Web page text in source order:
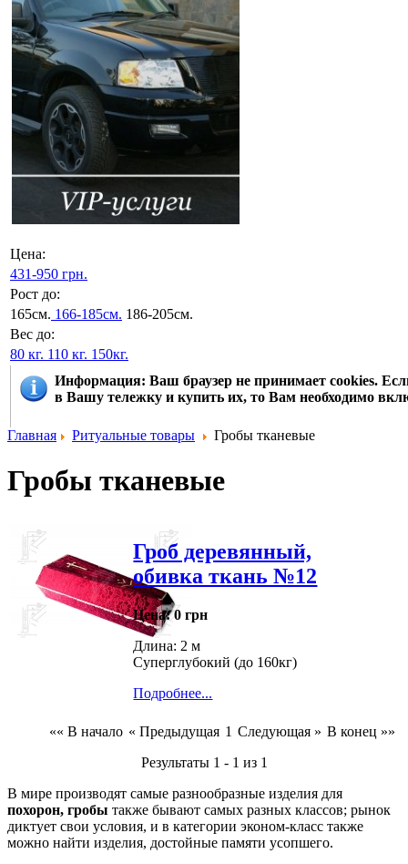
Цена:
431-950 грн.
Рост до:
165см. 166-185см. 186-205см.
Вес до:
80 кг. 110 кг. 150кг.
Информация: Ваш браузер не принимает cookies.
в Вашу тележку и купить их, то Вам необходимо
Главная Ритуальные товары Гробы тканевые
Гробы тканевые
Гроб деревянный,
обивка ткань №12
Цена: 0 грн
Длина: 2 м
Суперглубокий (до 160кг)
Подробнее...
«« В начало « Предыдущая 1 Следующая » В конец »»
Результаты 1 - 1 из 1
В мире производят самые разнообразные изделия для
похорон, гробы также бывают самых разных классов; рынок
диктует свои условия, и в категории эконом-класс также
можно найти изделия, достойные памяти усопшего.